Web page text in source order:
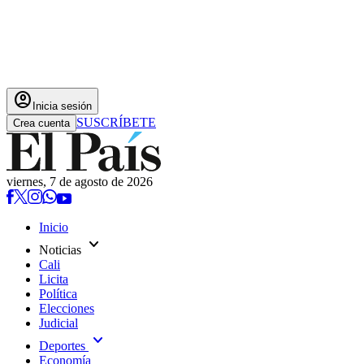
account_circle Inicia sesión
Crea cuenta SUSCRÍBETE
viernes, 7 de agosto de 2026
Inicio
Noticias expand_more
Cali
Licita
Política
Elecciones
Judicial
Deportes expand_more
Economía